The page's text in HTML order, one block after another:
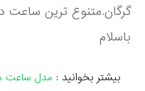
گرگان.متنوع ترین ساعت
باسلام
بیشتر بخوانید : مدل ساعت